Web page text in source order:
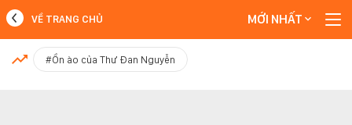
MỚI NHẤT
VỀ TRANG CHỦ MỚI NHẤT
#Ồn ào của Thư Đan Nguyễn